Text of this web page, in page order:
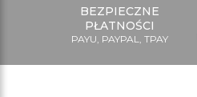
BEZPIECZNE
PŁATNOŚCI
PAYU, PAYPAL, TPAY